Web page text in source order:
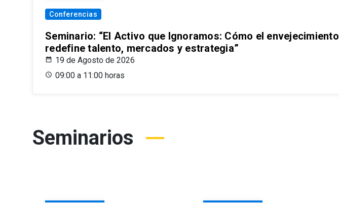
Conferencias
Seminario: “El Activo que Ignoramos: Cómo el envejecimiento
redefine talento, mercados y estrategia”
19 de Agosto de 2026
09:00 a 11:00 horas
Seminarios